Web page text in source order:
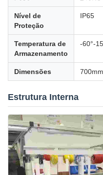
Nível de
Proteção
IP65
Temperatura de
Armazenamento
-60°-
Dimensões
Estrutura Interna